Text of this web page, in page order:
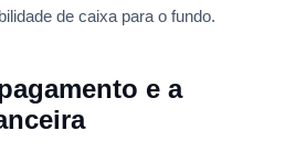
de caixa para o fundo.
e a